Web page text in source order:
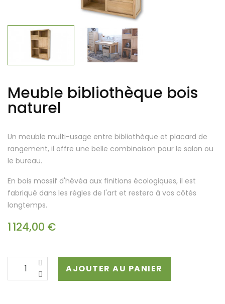
Meuble bibliothèque bois
naturel
Un meuble multi-usage entre bibliothèque et placard de
rangement, il offre une belle combinaison pour le salon ou
le bureau.
En bois massif d'hévéa aux finitions écologiques, il est
fabriqué dans les règles de l'art et restera à vos côtés
longtemps.
1 124,00 €
AJOUTER AU PANIER